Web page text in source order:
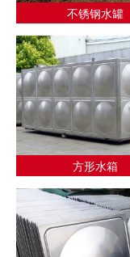
不锈钢水罐
方形水箱